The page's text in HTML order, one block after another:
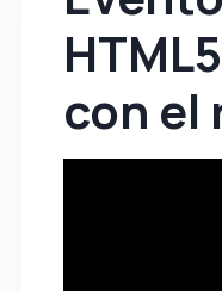
con el